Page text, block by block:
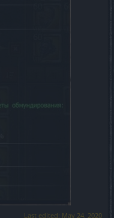
Last edited: May 24, 2020